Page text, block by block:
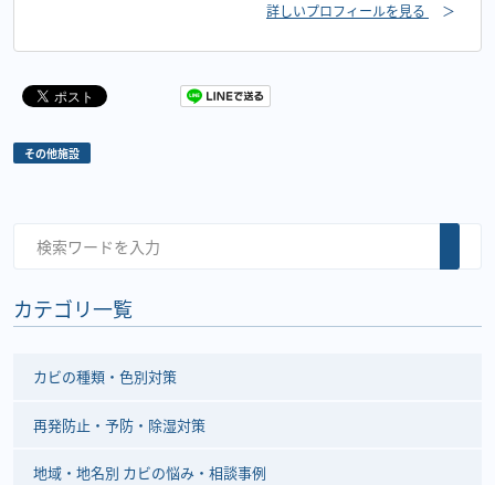
詳しいプロフィールを見る ＞
その他施設
カテゴリ一覧
カビの種類・色別対策
再発防止・予防・除湿対策
地域・地名別 カビの悩み・相談事例